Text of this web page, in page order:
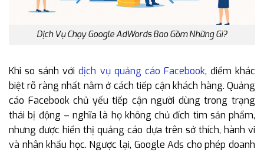
Dịch Vụ Chạy Google AdWords Bao Gồm Những Gì?
Khi so sánh vớidịch vụ quảng cáo Facebook, điểm khác
biệt rõ ràng nhất nằm ở cách tiếp cận khách hàng. Quảng
cáo Facebook chủ yếu tiếp cận người dùng trong trạng
thái bị động – nghĩa là họ không chủ đích tìm sản phẩm,
nhưng được hiển thị quảng cáo dựa trên sở thích, hành vi
và nhân khẩu học. Ngược lại, Google Ads cho phép doanh